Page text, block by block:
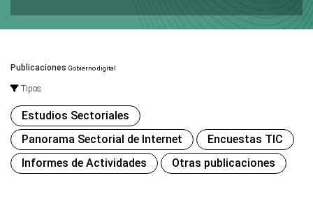
Publicaciones Gobierno digital
Tipos
Estudios Sectoriales
Panorama Sectorial de Internet
Encuestas TIC
Informes de Actividades
Otras publicaciones